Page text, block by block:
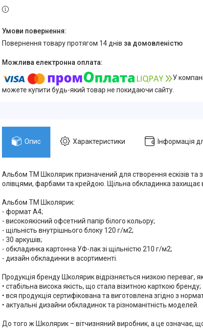
повернення товару протягом 14 днів за домовленістю
У
можете купити будь-який товар не покидаючи сайту.
Опис Характеристики Інформація
Альбом ТМ Школярик призначений для створення ескізів
олівцями, фарбами та крейдою. Щільна обкладинка захищає
Альбом ТМ Школярик:
- формат А4;
- високоякісний офсетний папір білого кольору;
- щільність внутрішнього блоку 120 г/м2;
- 30 аркушів;
- обкладинка картонна УФ-лак зі щільністю 210 г/м2;
- дизайн обкладинки в асортименті.
Продукція бренду Школярик відрізняється низкою переваг,
• стабільна висока якість, що стала візитною карткою бренду;
• вся продукція сертифікована та виготовлена згідно з
• актуальні дизайни обкладинок та різноманітність моделей.
До того ж Школярик – вітчизняний виробник, а це означає,